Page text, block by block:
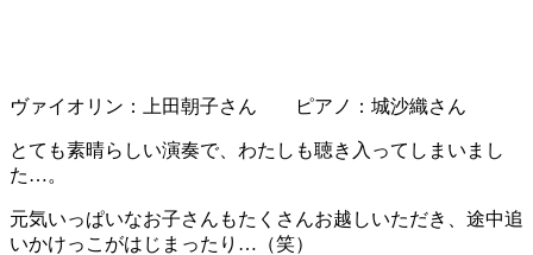
ヴァイオリン：上田朝子さん ピアノ：城沙織さん
とても素晴らしい演奏で、わたしも聴き入ってしまいまし
た…。
元気いっぱいなお子さんもたくさんお越しいただき、途中追
いかけっこがはじまったり…（笑）